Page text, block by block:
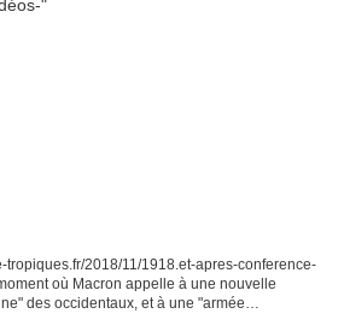
tropiques.fr/2018/11/1918.et-apres-conference-
où Macron appelle à une nouvelle
des occidentaux, et à une "armée